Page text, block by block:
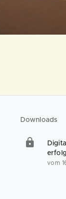
Downloads
vom